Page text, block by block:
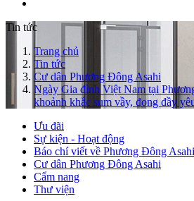
Tin tức
Trang chủ
Tin tức
Cư dân Phương Đông Asahi
Ngày Gia đình Việt Nam tại
khoảnh khắc sum vầy, đong đầy
Ưu đãi
Sự kiện - Hoạt động
Báo chí viết về Phương Đông Asahi
Cư dân Phương Đông Asahi
Cẩm nang
Thư viện